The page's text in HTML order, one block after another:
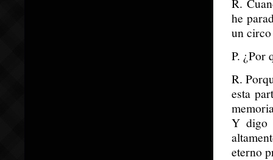
he
un circo
P. ¿Por
R.
esta
Y digo
eterno